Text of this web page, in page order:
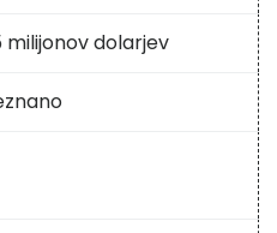
milijonov dolarjev